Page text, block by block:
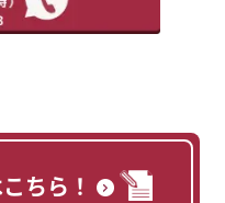
ちら！